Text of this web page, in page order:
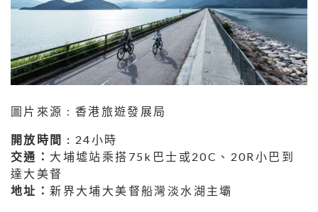
圖片來源 : 香港旅遊發展局
開放時間 : 24小時
交通： 大埔墟站乘搭75k巴士或20C、20R小巴到
達大美督
地址：新界大埔大美督船灣淡水湖主壩